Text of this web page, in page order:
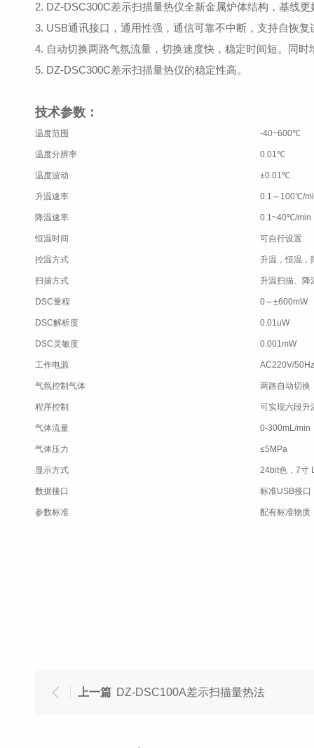
2. DZ-DSC300C差示扫描量热仪全新金属炉体结构，基线
3. USB通讯接口，通用性强，通信可靠不中断，支持自恢复
4. 自动切换两路气氛流量，切换速度快，稳定时间短。同时
5. DZ-DSC300C差示扫描量热仪的稳定性高。
技术参数：
温度范围 -40~600℃
温度分辨率 0.01℃
温度波动 ±0.01℃
升温速率 0.1～100℃/
降温速率 0.1~40℃/min
恒温时间 可自行设置
控温方式 升温，恒温，
扫描方式 升温扫描、降
DSC量程 0～±600mW
DSC解析度 0.01uW
DSC灵敏度 0.001mW
工作电源 AC220V/
气氛控制气体 两路自动切换
程序控制 可实现六段升
气体流量 0-300mL/min
气体压力 ≤5MPa
显示方式 24bit色，7寸
数据接口 标准USB接口
参数标准 配有标准物质
上一篇 DZ-DSC100A差示扫描量热法